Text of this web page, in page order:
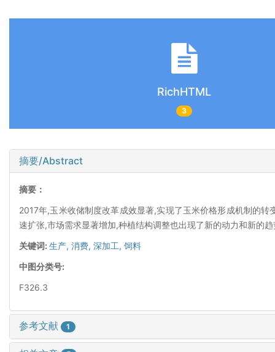
RichHTML
3
摘要/Abstract
摘要：
2017年,玉米收储制度改革成效显著,实现了玉米价格形成机制的
速扩张,市场需求显著增加,种植结构调整也出现了新的动力和新的
关键词:生产, 消费, 深加工, 饲料
中图分类号:
F326.3
参考文献 1